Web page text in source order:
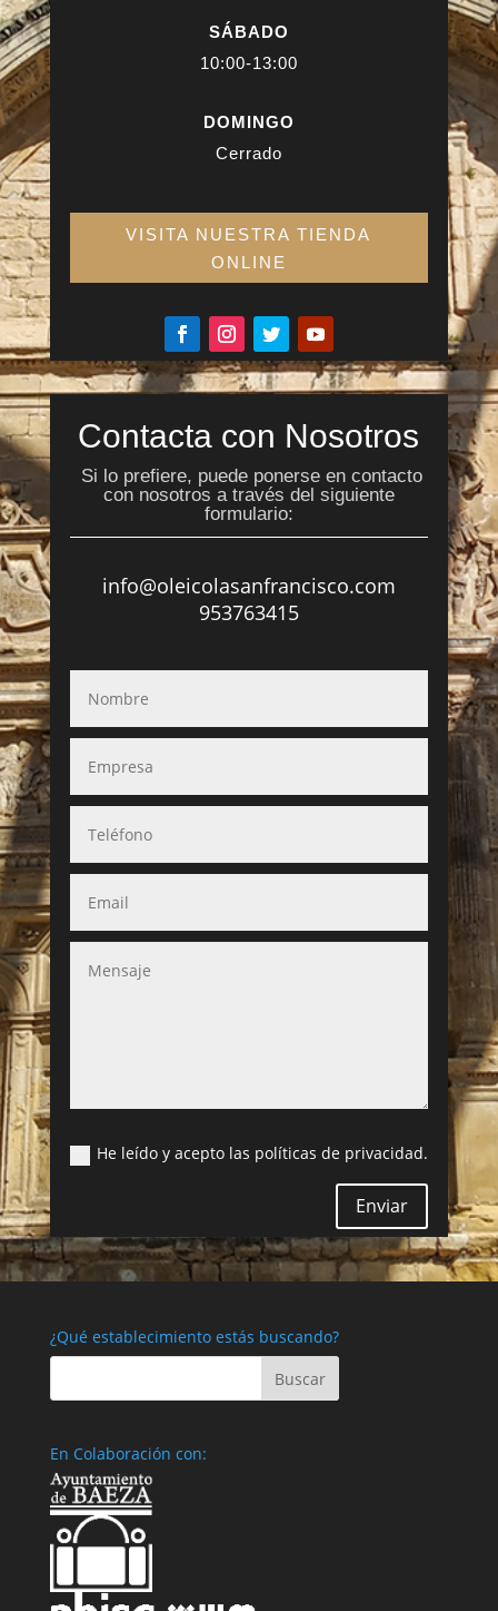
SÁBADO
10:00-13:00
DOMINGO
Cerrado
VISITA NUESTRA TIENDA
ONLINE
Contacta con Nosotros
Si lo prefiere, puede ponerse en contacto
con nosotros a través del siguiente
formulario:
info@oleicolasanfrancisco.com
953763415
He leído y acepto las políticas de privacidad.
Enviar
¿Qué establecimiento estás buscando?
En Colaboración con: